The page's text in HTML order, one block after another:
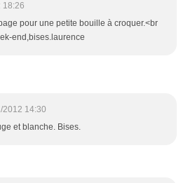
18:26
pour une petite bouille à croquer.<br
end,bises.laurence
2012 14:30
et blanche. Bises.